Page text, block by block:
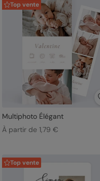
Top vente
Multiphoto Élégant
À partir de 1,79 €
Top vente